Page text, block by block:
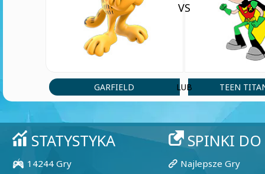
GARFIELD
VS
LUB TEEN